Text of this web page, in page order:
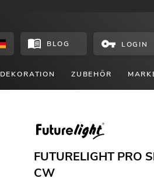
BLOG LOGIN
DEKORATION ZUBEHÖR
FUTURELIGHT PRO
CW